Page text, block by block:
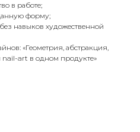
в работе;
форму;
навыков художественной
«Геометрия, абстракция,
art в одном продукте»